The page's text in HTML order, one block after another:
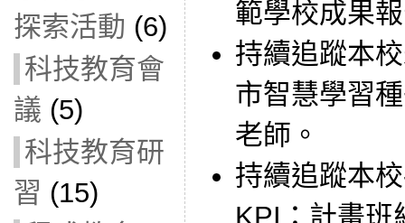
探索活動 (6)
科技教育會
議 (5)
科技教育研
習 (15)
範學校成果
持續追蹤本
市智慧學習
老師。
持續追蹤本
KPI：計畫班